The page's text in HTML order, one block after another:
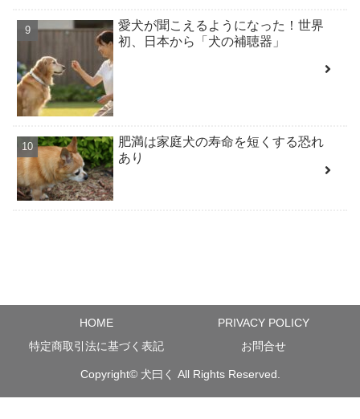
愛犬が聞こえるようになった！世界
初、日本から「犬の補聴器」
肥満は家庭犬の寿命を短くする恐れ
あり
HOME
PRIVACY POLICY
特定商取引法に基づく表記
お問合せ
Copyright© 犬曰く All Rights Reserved.